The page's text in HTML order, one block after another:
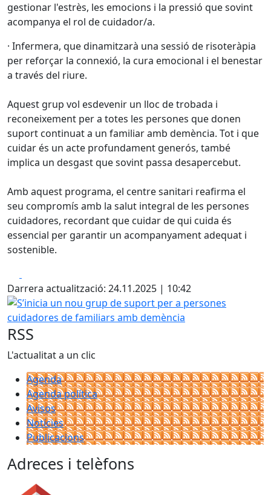
gestionar l'estrès, les emocions i la pressió que sovint
acompanya el rol de cuidador/a.
· Infermera, que dinamitzarà una sessió de risoteràpia
per reforçar la connexió, la cura emocional i el benestar
a través del riure.
Aquest grup vol esdevenir un lloc de trobada i
reconeixement per a totes les persones que donen
suport continuat a un familiar amb demència. Tot i que
cuidar és un acte profundament generós, també
implica un desgast que sovint passa desapercebut.
Amb aquest programa, el centre sanitari reafirma el
seu compromís amb la salut integral de les persones
cuidadores, recordant que cuidar de qui cuida és
essencial per garantir un acompanyament adequat i
sostenible.
Darrera actualització: 24.11.2025 | 10:42
S’inicia un nou grup de suport per a persones
RSS
L'actualitat a un clic
Agenda
Agenda política
Avisos
Notícies
Publicacions
Adreces i telèfons